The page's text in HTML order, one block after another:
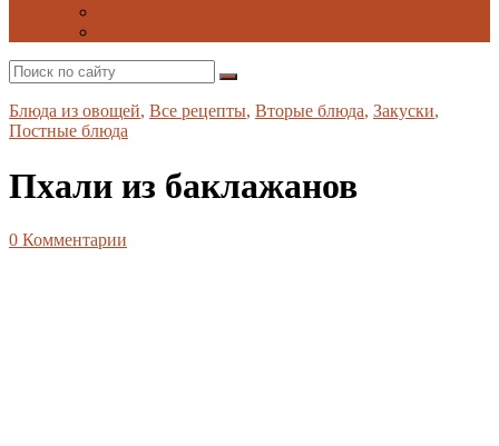
Блюда из овощей, Все рецепты, Вторые блюда, Закуски,
Постные блюда
Пхали из баклажанов
0 Комментарии